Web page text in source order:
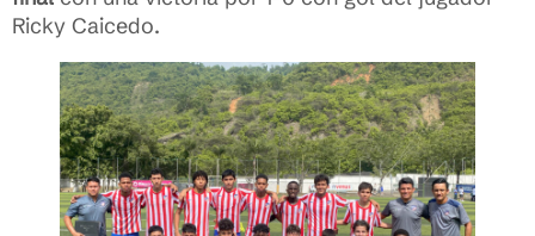
Ricky Caicedo.